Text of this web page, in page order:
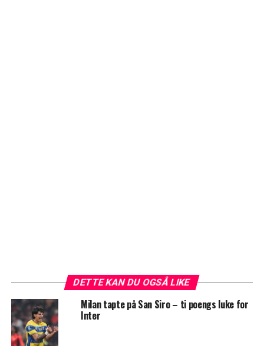
DETTE KAN DU OGSÅ LIKE
Milan tapte på San Siro – ti poengs luke for
Inter